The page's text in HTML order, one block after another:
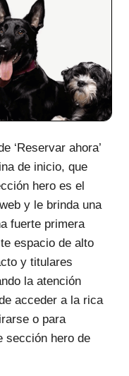
‘Reservar ahora’
de inicio, que
hero es el
y le brinda una
fuerte primera
espacio de alto
y titulares
la atención
acceder a la rica
o para
sección hero de